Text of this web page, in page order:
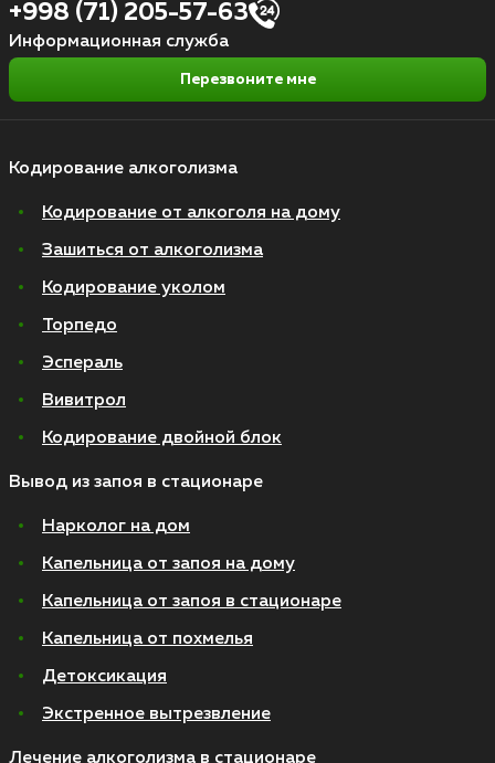
Кодирование алкоголизма
Кодирование от алкоголя на дому
Зашиться от алкоголизма
Кодирование уколом
Торпедо
Эспераль
Вивитрол
Кодирование двойной блок
Вывод из запоя в стационаре
Нарколог на дом
Капельница от запоя на дому
Капельница от запоя в стационаре
Капельница от похмелья
Детоксикация
Экстренное вытрезвление
Лечение алкоголизма в стационаре
+998 (71) 205-57-63
Информационная служба
Перезвоните мне